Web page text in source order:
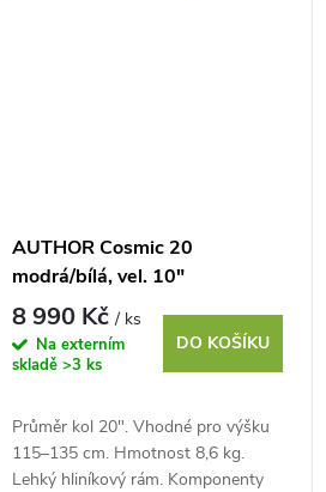
AUTHOR Cosmic 20
modrá/bílá, vel. 10"
8 990 Kč/ ks
Na externím
skladě>3 ks
DO KOŠÍKU
Průměr kol 20". Vhodné pro výšku
115–135 cm. Hmotnost 8,6 kg.
Lehký hliníkový rám. Komponenty